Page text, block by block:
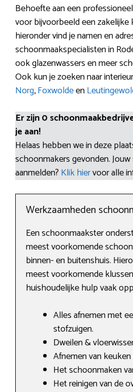
Behoefte aan een
voor bijvoorbeeld een
hieronder vind je namen en
schoonmaakspecialisten in
ook glazenwassers en meer
Ook kun je zoeken naar
Norg,Foxwoldeen
Er zijn 0
je aan!
Helaas hebben we in deze
schoonmakers gevonden.
aanmelden? Klik hiervoor alle
Werkzaamheden
Een schoonmaakster
meest voorkomende
binnen- en buitenshuis.
meest voorkomende
huishoudelijke hulp vaak
Alles afnemen met
stofzuigen.
Dweilen &
Afnemen van
Het schoonmaken
Het reinigen van de